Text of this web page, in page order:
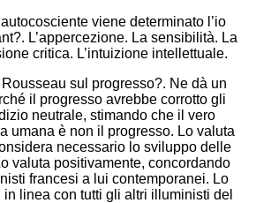
viene determinato l’io
L’appercezione. La sensibilità. La
critica. L’intuizione intellettuale.
sul progresso?. Ne dà un
il progresso avrebbe corrotto gli
neutrale, stimando che il vero
umana è non il progresso. Lo valuta
necessario lo sviluppo delle
valuta positivamente, concordando
francesi a lui contemporanei. Lo
linea con tutti gli altri illuministi del